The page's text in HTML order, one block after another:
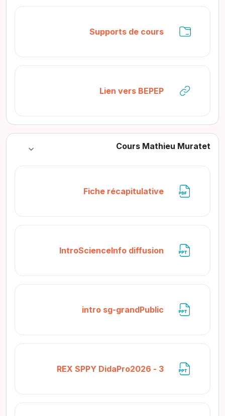
Supports de coursمجلد
Lien vers BEPEP
Cours Mathieu Muratet
طي
Fiche récapitulative
IntroScienceInfo diffusion
intro sg-grandPublic
3 - REX SPPY DidaPro2026